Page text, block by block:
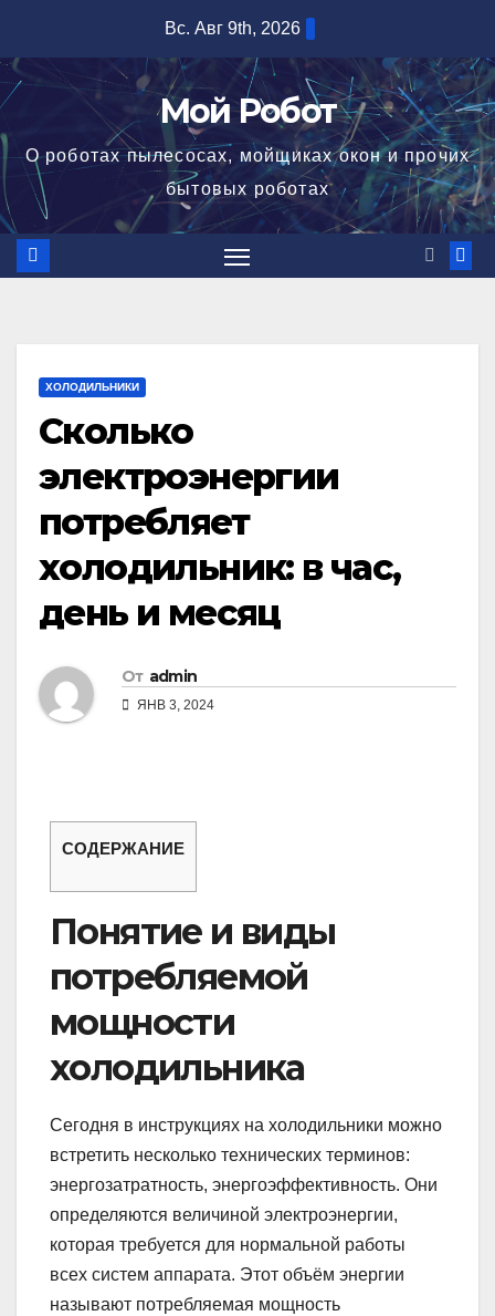
содержимому
Вс. Авг 9th, 2026
Мой Робот
О роботах пылесосах, мойщиках окон и прочих
бытовых роботах
ХОЛОДИЛЬНИКИ
Сколько
электроэнергии
потребляет
холодильник: в час,
день и месяц
От admin
ЯНВ 3, 2024
СОДЕРЖАНИЕ
Понятие и виды
потребляемой
мощности
холодильника
Сегодня в инструкциях на холодильники можно
встретить несколько технических терминов:
энергозатратность, энергоэффективность. Они
определяются величиной электроэнергии,
которая требуется для нормальной работы
всех систем аппарата. Этот объём энергии
называют потребляемая мощность